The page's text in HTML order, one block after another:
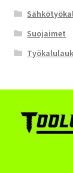
Suojaimet